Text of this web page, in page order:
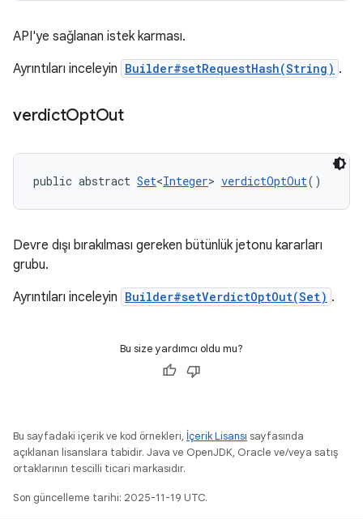
API'ye sağlanan istek karması.
Ayrıntıları inceleyin Builder#setRequestHash(String) .
verdictOptOut
public abstract Set<Integer> verdictOptOut()
Devre dışı bırakılması gereken bütünlük jetonu kararları
grubu.
Ayrıntıları inceleyin Builder#setVerdictOptOut(Set) .
Bu size yardımcı oldu mu?
Bu sayfadaki içerik ve kod örnekleri, İçerik Lisansı sayfasında
açıklanan lisanslara tabidir. Java ve OpenJDK, Oracle ve/veya satış
ortaklarının tescilli ticari markasıdır.
Son güncelleme tarihi: 2025-11-19 UTC.